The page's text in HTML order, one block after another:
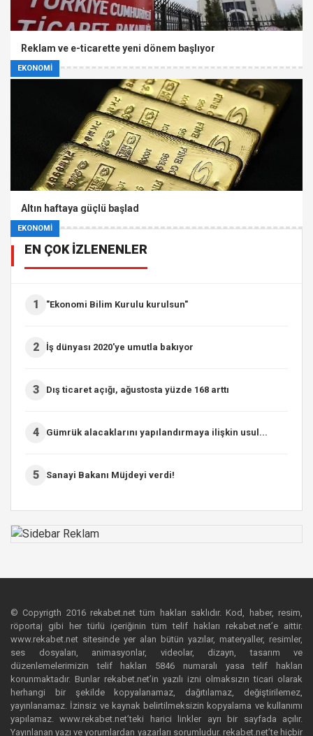
EKONOMİ
Reklam ve e-ticarette yeni dönem başlıyor
EKONOMİ
Altın haftaya güçlü başlad
EN ÇOK İZLENENLER
1 "Ekonomi Bilim Kurulu kurulsun"
2 İş dünyası 2020'ye umutla bakıyor
3 Dış ticaret açığı, ağustosta yüzde 168 arttı
4 Gümrük alacaklarını yapılandırmaya ilişkin usul...
5 Sanayi Bakanı Müjdeyi verdi!
© Copyrigth 2016 rekabet.net tüm hakları saklıdır. Kod, haber, resim,
röportaj gibi her türlü içeriğinin tüm telif hakları rekabet.net’e aittir.
www.rekabet.net sitesinde yer alan bütün yazılar, materyaller, resimler,
ses dosyaları, animasyonlar, videolar, dizayn, tasarım ve
düzenlemelerimizin telif hakları 5846 numaralı yasa telif hakları
korunmaktadır. Bunlar rekabet.net’in yazılı izni olmaksızın ticari olarak
herhangi bir şekilde kopyalanamaz, dağıtılamaz, değiştirilemez,
yayınlanamaz. İzinsiz ve kaynak belirtilmeksizin kopyalama ve kullanımı
yapılamaz. www.rekabet.net’teki harici linkler ayrı bir sayfada açılır.
Yayınlanan yazı ve yorumlardan yazarları sorumludur. rekabet.net’te hiçbir